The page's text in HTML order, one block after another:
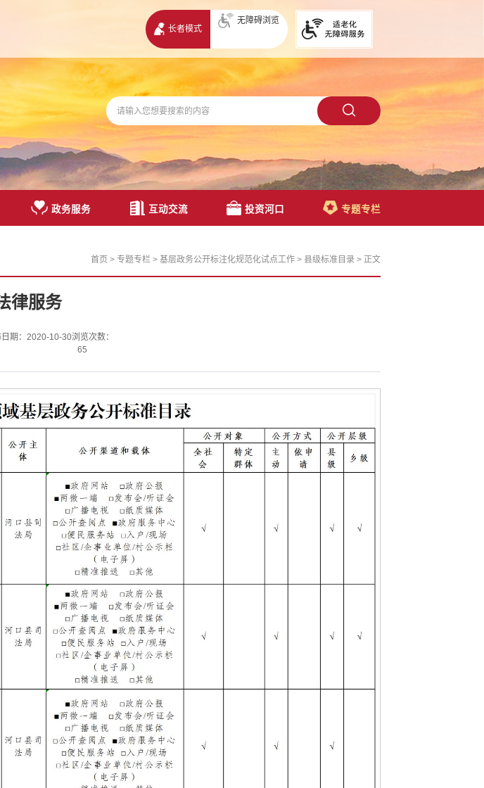
长者模式
无障碍浏览
政务服务 互动交流 投资河口 专题专栏
首页 > 专题专栏 > 基层政务公开标注化规范化试点工作 > 县级标准目录 > 正文
律服务
日期：2020-10-30浏览次数：
65